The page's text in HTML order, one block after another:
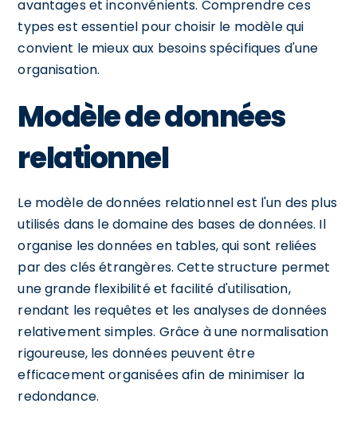
avantages et inconvénients. Comprendre ces
types est essentiel pour choisir le modèle qui
convient le mieux aux besoins spécifiques d'une
organisation.
Modèle de données
relationnel
Le modèle de données relationnel est l'un des plus
utilisés dans le domaine des bases de données. Il
organise les données en tables, qui sont reliées
par des clés étrangères. Cette structure permet
une grande flexibilité et facilité d'utilisation,
rendant les requêtes et les analyses de données
relativement simples. Grâce à une normalisation
rigoureuse, les données peuvent être
efficacement organisées afin de minimiser la
redondance.